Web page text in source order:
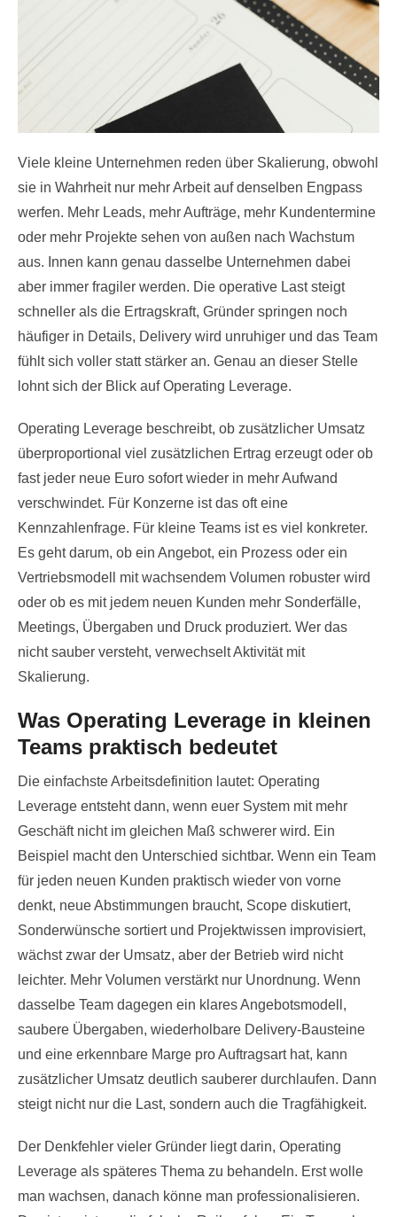
Viele kleine Unternehmen reden über Skalierung, obwohl
sie in Wahrheit nur mehr Arbeit auf denselben Engpass
werfen. Mehr Leads, mehr Aufträge, mehr Kundentermine
oder mehr Projekte sehen von außen nach Wachstum
aus. Innen kann genau dasselbe Unternehmen dabei
aber immer fragiler werden. Die operative Last steigt
schneller als die Ertragskraft, Gründer springen noch
häufiger in Details, Delivery wird unruhiger und das Team
fühlt sich voller statt stärker an. Genau an dieser Stelle
lohnt sich der Blick auf Operating Leverage.
Operating Leverage beschreibt, ob zusätzlicher Umsatz
überproportional viel zusätzlichen Ertrag erzeugt oder ob
fast jeder neue Euro sofort wieder in mehr Aufwand
verschwindet. Für Konzerne ist das oft eine
Kennzahlenfrage. Für kleine Teams ist es viel konkreter.
Es geht darum, ob ein Angebot, ein Prozess oder ein
Vertriebsmodell mit wachsendem Volumen robuster wird
oder ob es mit jedem neuen Kunden mehr Sonderfälle,
Meetings, Übergaben und Druck produziert. Wer das
nicht sauber versteht, verwechselt Aktivität mit
Skalierung.
Was Operating Leverage in kleinen
Teams praktisch bedeutet
Die einfachste Arbeitsdefinition lautet: Operating
Leverage entsteht dann, wenn euer System mit mehr
Geschäft nicht im gleichen Maß schwerer wird. Ein
Beispiel macht den Unterschied sichtbar. Wenn ein Team
für jeden neuen Kunden praktisch wieder von vorne
denkt, neue Abstimmungen braucht, Scope diskutiert,
Sonderwünsche sortiert und Projektwissen improvisiert,
wächst zwar der Umsatz, aber der Betrieb wird nicht
leichter. Mehr Volumen verstärkt nur Unordnung. Wenn
dasselbe Team dagegen ein klares Angebotsmodell,
saubere Übergaben, wiederholbare Delivery-Bausteine
und eine erkennbare Marge pro Auftragsart hat, kann
zusätzlicher Umsatz deutlich sauberer durchlaufen. Dann
steigt nicht nur die Last, sondern auch die Tragfähigkeit.
Der Denkfehler vieler Gründer liegt darin, Operating
Leverage als späteres Thema zu behandeln. Erst wolle
man wachsen, danach könne man professionalisieren.